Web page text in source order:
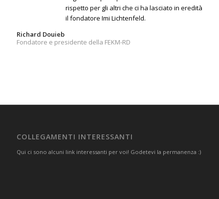
rispetto per gli altri che ci ha lasciato in eredità
il fondatore Imi Lichtenfeld.
Richard Douieb
Fondatore e presidente della FEKM-RD
COLLEGAMENTI INTERESSANTI
Qui ci sono alcuni link interessanti per voi! Godetevi la permanenza :)